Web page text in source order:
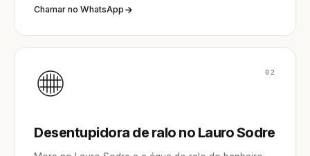
Chamar no WhatsApp
02
Desentupidora de ralo no Lauro Sodre